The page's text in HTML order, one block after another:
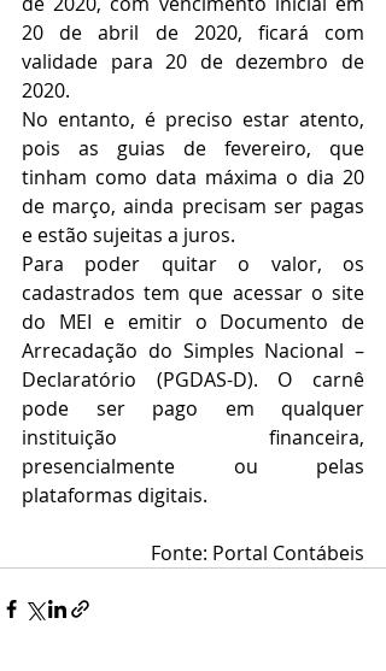
20 de abril de 2020, ficará com
validade para 20 de dezembro de
2020.
No entanto, é preciso estar atento,
pois as guias de fevereiro, que
tinham como data máxima o dia 20
de março, ainda precisam ser pagas
e estão sujeitas a juros.
Para poder quitar o valor, os
cadastrados tem que acessar o site
do MEI e emitir o Documento de
Arrecadação do Simples Nacional –
Declaratório (PGDAS-D). O carnê
pode ser pago em qualquer
instituição financeira,
presencialmente ou pelas
plataformas digitais.
Fonte: Portal Contábeis